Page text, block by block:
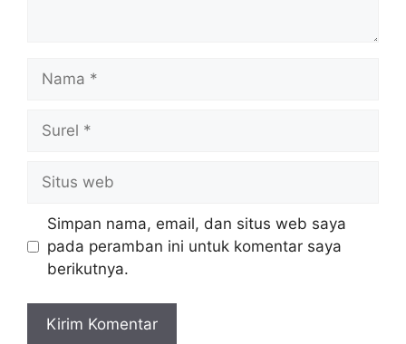
web
Simpan nama, email, dan situs web saya
pada peramban ini untuk komentar saya
berikutnya.